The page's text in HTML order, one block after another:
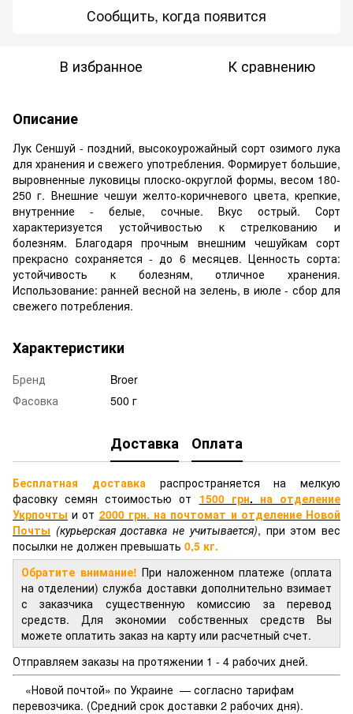
Сообщить, когда появится
В избранное К сравнению
Описание
Лук Сеншуй - поздний, высокоурожайный сорт озимого лука
для хранения и свежего употребления. Формирует большие,
выровненные луковицы плоско-округлой формы, весом 180-
250 г. Внешние чешуи желто-коричневого цвета, крепкие,
внутренние - белые, сочные. Вкус острый. Сорт
характеризуется устойчивостью к стрелкованию и
болезням. Благодаря прочным внешним чешуйкам сорт
прекрасно сохраняется - до 6 месяцев. Ценность сорта:
устойчивость к болезням, отличное хранения.
Использование: ранней весной на зелень, в июле - сбор для
свежего потребления.
Характеристики
Бренд
Broer
Фасовка
500 г
Доставка Оплата
Бесплатная доставка распространяется на мелкую
фасовку семян стоимостью от 1500 грн. на отделение
Укрпочты и от 2000 грн. на почтомат и отделение Новой
Почты (курьерская доставка не учитывается), при этом вес
посылки не должен превышать 0,5 кг.
Обратите внимание!При наложенном платеже (оплата
на отделении) служба доставки дополнительно взимает
с заказчика существенную комиссию за перевод
средств. Для экономии собственных средств Вы
можете оплатить заказ на карту или расчетный счет.
Отправляем заказы на протяжении 1 - 4 рабочих дней.
«Новой почтой» по Украине — согласно тарифам
перевозчика. (Средний срок доставки 2 рабочих дня).